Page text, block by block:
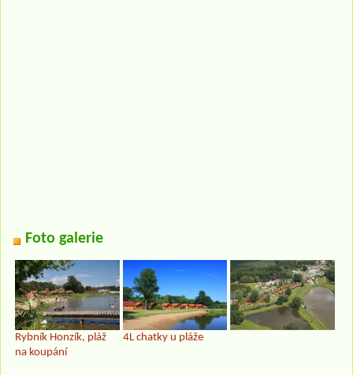
Foto galerie
Rybník Honzík, pláž
na koupání
4L chatky u pláže